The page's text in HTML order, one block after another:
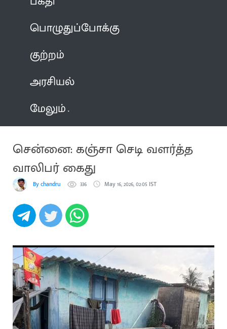
பொழுதுப்போக்கு
குற்றம்
அரசியல்
மேலும்
சென்னை: கஞ்சா செடி வளர்த்த
வாலிபர் கைது
By chandru 336 May 16, 2026, 02:05 IST